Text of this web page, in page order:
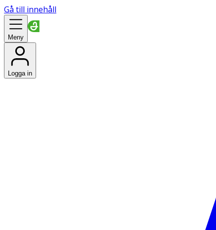
Gå till innehåll
Meny
Logga in